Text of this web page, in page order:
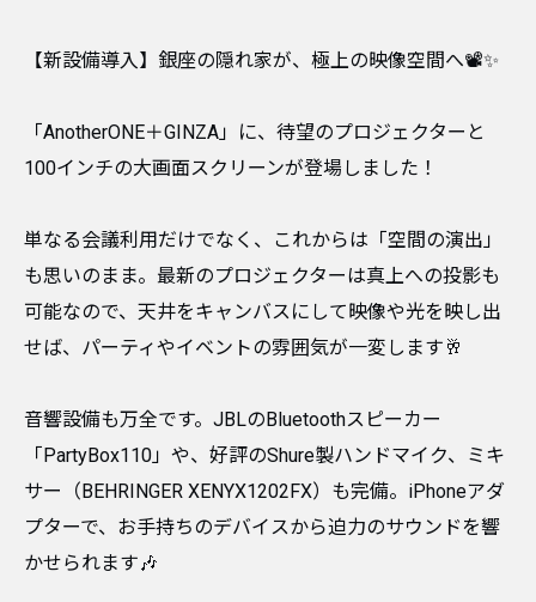
【新設備導入】銀座の隠れ家が、極上の映像空間へ📽️✨
​「AnotherONE＋GINZA」に、待望のプロジェクターと
100インチの大画面スクリーンが登場しました！
​単なる会議利用だけでなく、これからは「空間の演出」
も思いのまま。最新のプロジェクターは真上への投影も
可能なので、天井をキャンバスにして映像や光を映し出
せば、パーティやイベントの雰囲気が一変します🥂
​音響設備も万全です。JBLのBluetoothスピーカー
「PartyBox110」や、好評のShure製ハンドマイク、ミキ
サー（BEHRINGER XENYX1202FX）も完備。iPhoneアダ
プターで、お手持ちのデバイスから迫力のサウンドを響
かせられます🎶